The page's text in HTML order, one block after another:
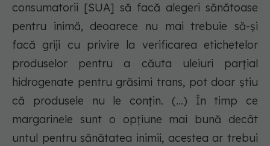
consumatorii [SUA] să facă alegeri sănătoase
pentru inimă, deoarece nu mai trebuie să-și
facă griji cu privire la verificarea etichetelor
produselor pentru a căuta uleiuri parțial
hidrogenate pentru grăsimi trans, pot doar știu
că produsele nu le conțin. (...) În timp ce
margarinele sunt o opțiune mai bună decât
untul pentru sănătatea inimii, acestea ar trebui